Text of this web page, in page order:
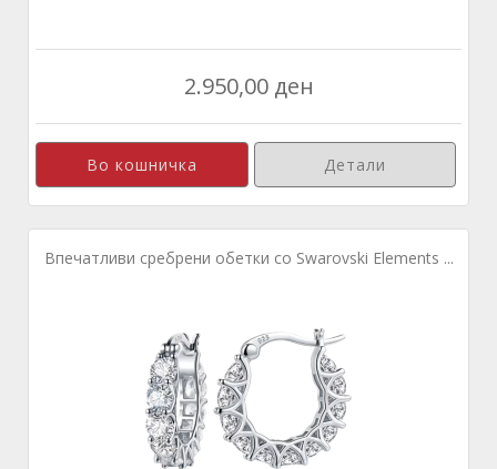
2.950,00 ден
Детали
Впечатливи сребрени обетки со Swarovski Elements ...